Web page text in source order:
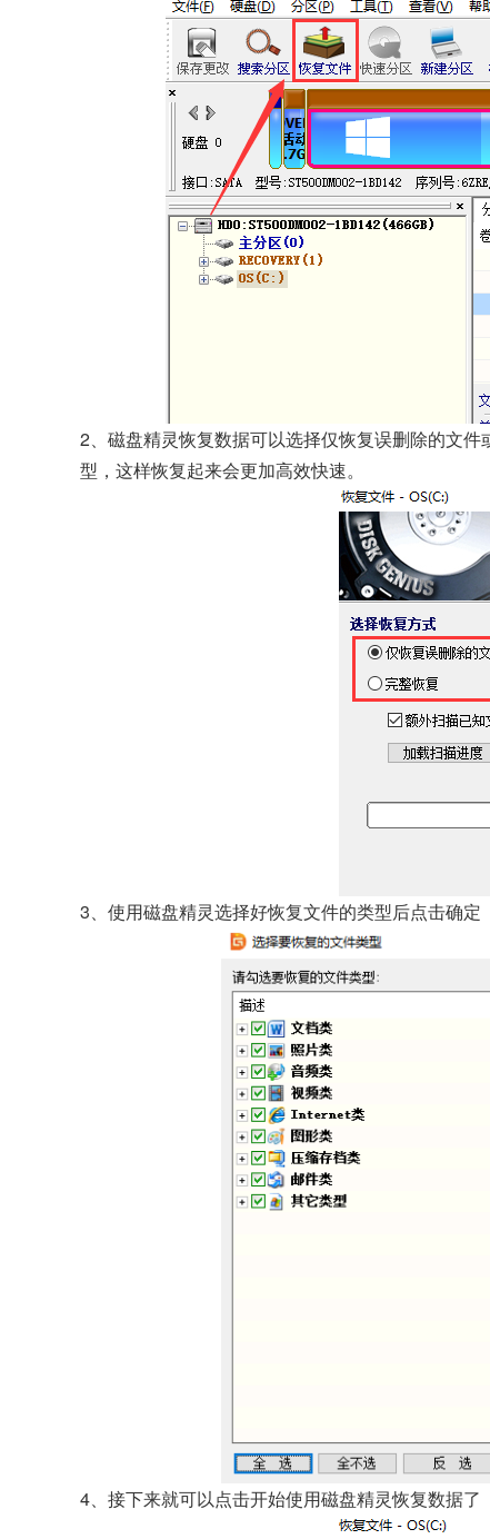
2、磁盘精灵恢复数据可以选择仅恢复误删除的文
型，这样恢复起来会更加高效快速。
3、使用磁盘精灵选择好恢复文件的类型后点击确定
4、接下来就可以点击开始使用磁盘精灵恢复数据了